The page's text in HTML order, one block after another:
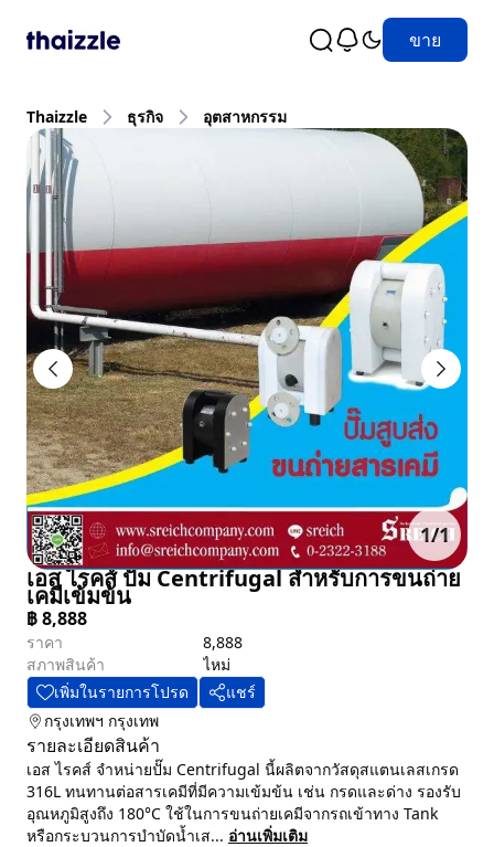
ขาย
Thaizzle ธุรกิจ อุตสาหกรรม
1/1
เอส ไรคส์ ปั๊ม Centrifugal สำหรับการขนถ่าย
เคมีเข้มข้น
฿8,888
ราคา
8,888
สภาพสินค้า
ไหม่
เพิ่มในรายการโปรด
แชร์
กรุงเทพฯ กรุงเทพ
รายละเอียดสินค้า
เอส ไรคส์ จำหน่ายปั๊ม Centrifugal นี้ผลิตจากวัสดุสแตนเลสเกรด
316L ทนทานต่อสารเคมีที่มีความเข้มข้น เช่น กรดและด่าง รองรับ
อุณหภูมิสูงถึง 180°C ใช้ในการขนถ่ายเคมีจากรถเข้าทาง Tank
หรือกระบวนการบำบัดน้ำเส... อ่านเพิ่มเติม